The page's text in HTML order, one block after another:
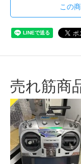
この
売れ筋商